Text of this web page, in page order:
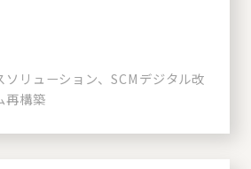
ソリューション、SCMデジタル改
再構築